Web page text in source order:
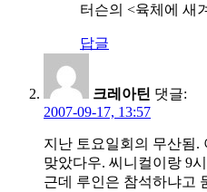
터슨의 <육체에 새
답글
크레아틴 댓글:
2007-09-17, 13:57
지난 토요일회의 무산됨.
맞았다우. 씨니컬이랑 9
근데 루인은 참석하냐고